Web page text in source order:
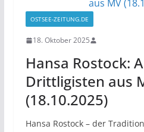
OSTSEE-ZEITUNG.DE
18. Oktober 2025
Hansa Rostock:
Drittligisten aus
(18.10.2025)
Hansa Rostock – der